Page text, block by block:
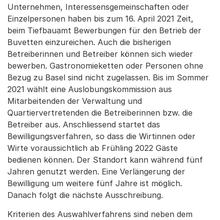
Unternehmen, Interessensgemeinschaften oder
Einzelpersonen haben bis zum 16. April 2021 Zeit,
beim Tiefbauamt Bewerbungen für den Betrieb der
Buvetten einzureichen. Auch die bisherigen
Betreiberinnen und Betreiber können sich wieder
bewerben. Gastronomieketten oder Personen ohne
Bezug zu Basel sind nicht zugelassen. Bis im Sommer
2021 wählt eine Auslobungskommission aus
Mitarbeitenden der Verwaltung und
Quartiervertretenden die Betreiberinnen bzw. die
Betreiber aus. Anschliessend startet das
Bewilligungsverfahren, so dass die Wirtinnen oder
Wirte voraussichtlich ab Frühling 2022 Gäste
bedienen können. Der Standort kann während fünf
Jahren genutzt werden. Eine Verlängerung der
Bewilligung um weitere fünf Jahre ist möglich.
Danach folgt die nächste Ausschreibung.
Kriterien des Auswahlverfahrens sind neben dem